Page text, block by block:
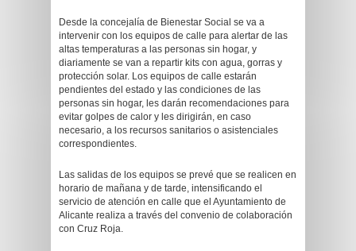
Desde la concejalía de Bienestar Social se va a
intervenir con los equipos de calle para alertar de las
altas temperaturas a las personas sin hogar, y
diariamente se van a repartir kits con agua, gorras y
protección solar. Los equipos de calle estarán
pendientes del estado y las condiciones de las
personas sin hogar, les darán recomendaciones para
evitar golpes de calor y les dirigirán, en caso
necesario, a los recursos sanitarios o asistenciales
correspondientes.
Las salidas de los equipos se prevé que se realicen en
horario de mañana y de tarde, intensificando el
servicio de atención en calle que el Ayuntamiento de
Alicante realiza a través del convenio de colaboración
con Cruz Roja.